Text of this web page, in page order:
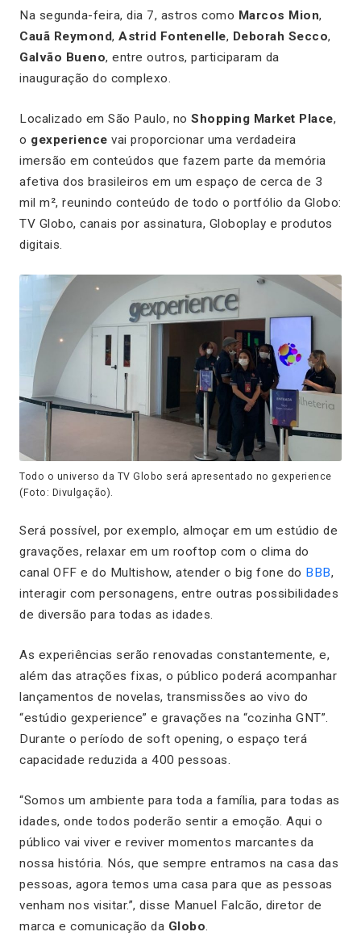
Na segunda-feira, dia 7, astros como Marcos Mion,
Cauã Reymond, Astrid Fontenelle, Deborah Secco,
Galvão Bueno, entre outros, participaram da
inauguração do complexo.
Localizado em São Paulo, no Shopping Market Place,
o gexperience vai proporcionar uma verdadeira
imersão em conteúdos que fazem parte da memória
afetiva dos brasileiros em um espaço de cerca de 3
mil m², reunindo conteúdo de todo o portfólio da Globo:
TV Globo, canais por assinatura, Globoplay e produtos
digitais.
Todo o universo da TV Globo será apresentado no gexperience
(Foto: Divulgação).
Será possível, por exemplo, almoçar em um estúdio de
gravações, relaxar em um rooftop com o clima do
canal OFF e do Multishow, atender o big fone do BBB,
interagir com personagens, entre outras possibilidades
de diversão para todas as idades.
As experiências serão renovadas constantemente, e,
além das atrações fixas, o público poderá acompanhar
lançamentos de novelas, transmissões ao vivo do
“estúdio gexperience” e gravações na “cozinha GNT”.
Durante o período de soft opening, o espaço terá
capacidade reduzida a 400 pessoas.
“Somos um ambiente para toda a família, para todas as
idades, onde todos poderão sentir a emoção. Aqui o
público vai viver e reviver momentos marcantes da
nossa história. Nós, que sempre entramos na casa das
pessoas, agora temos uma casa para que as pessoas
venham nos visitar.”, disse Manuel Falcão, diretor de
marca e comunicação da Globo.